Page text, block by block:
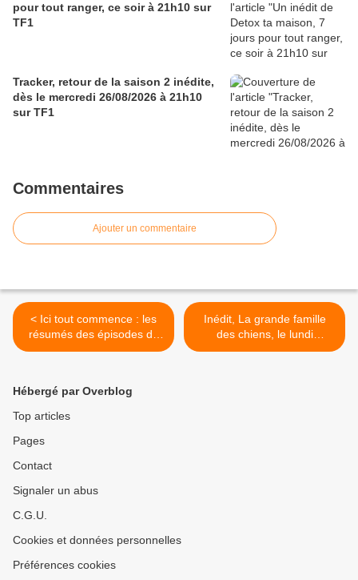
pour tout ranger, ce soir à 21h10 sur
TF1
Tracker, retour de la saison 2 inédite,
dès le mercredi 26/08/2026 à 21h10
sur TF1
Commentaires
Ajouter un commentaire
< Ici tout commence : les
résumés des épisodes du
11 au 15/09/2023 à 18h35
Inédit, La grande famille
des chiens, le lundi
11/09/2023 à 21h05 sur
Hébergé par Overblog
Top articles
Pages
Contact
Signaler un abus
C.G.U.
Cookies et données personnelles
Préférences cookies